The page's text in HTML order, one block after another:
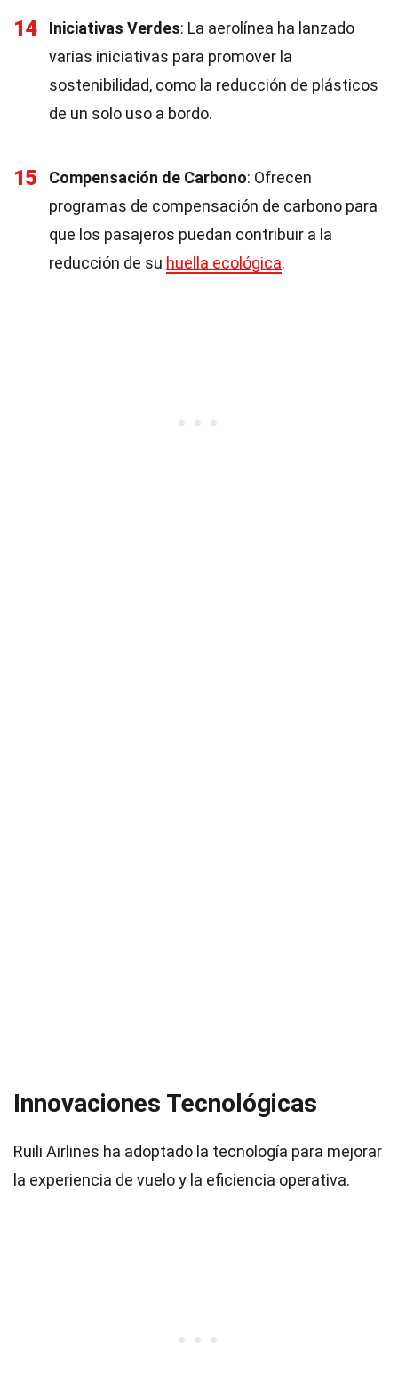
14 Iniciativas Verdes: La aerolínea ha lanzado
varias iniciativas para promover la
sostenibilidad, como la reducción de plásticos
de un solo uso a bordo.
15 Compensación de Carbono: Ofrecen
programas de compensación de carbono para
que los pasajeros puedan contribuir a la
reducción de su huella ecológica.
Innovaciones Tecnológicas
Ruili Airlines ha adoptado la tecnología para mejorar
la experiencia de vuelo y la eficiencia operativa.